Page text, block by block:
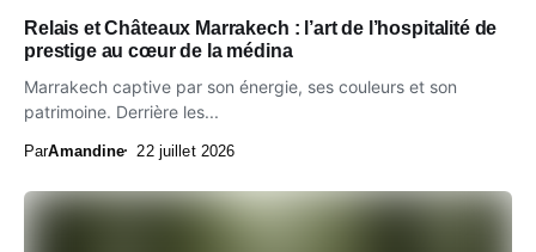
Relais et Châteaux Marrakech : l’art de l’hospitalité de
prestige au cœur de la médina
Marrakech captive par son énergie, ses couleurs et son
patrimoine. Derrière les...
ParAmandine 22 juillet 2026